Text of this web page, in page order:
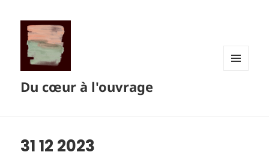
Du cœur à l'ouvrage
31 12 2023